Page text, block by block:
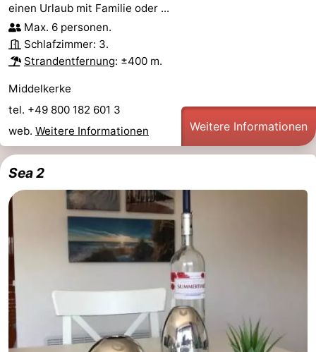
einen Urlaub mit Familie oder ...
Max. 6 personen.
Schlafzimmer: 3.
Strandentfernung: ±400 m.
Middelkerke
tel. +49 800 182 601 3
web. Weitere Informationen Weitere Informationen
Sea 2